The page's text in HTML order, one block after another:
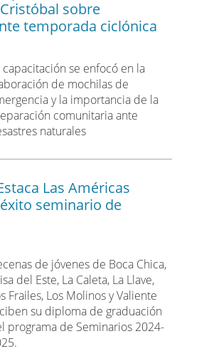
sobre
temporada ciclónica
capacitación se enfocó en la
de mochilas de
y la importancia de la
comunitaria ante
naturales
Las Américas
seminario de
de jóvenes de Boca Chica,
del Este, La Caleta, La Llave,
Frailes, Los Molinos y Valiente
su diploma de graduación
programa de Seminarios 2024-